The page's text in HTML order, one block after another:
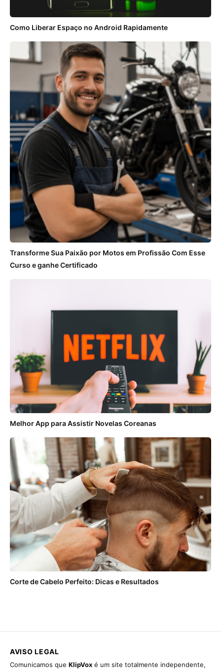
Como Liberar Espaço no Android Rapidamente
Transforme Sua Paixão por Motos em Profissão Com Esse
Curso e ganhe Certificado
Melhor App para Assistir Novelas Coreanas
Corte de Cabelo Perfeito: Dicas e Resultados
AVISO LEGAL
Comunicamos que KlipVox é um site totalmente independente,